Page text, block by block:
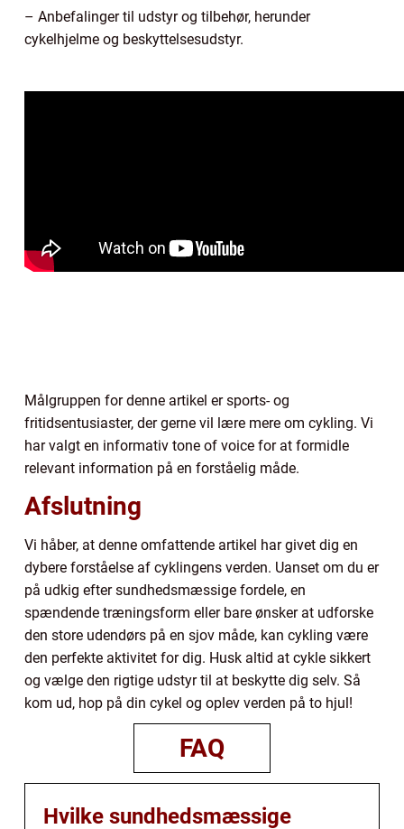
– Anbefalinger til udstyr og tilbehør, herunder
cykelhjelme og beskyttelsesudstyr.
Målgruppen for denne artikel er sports- og
fritidsentusiaster, der gerne vil lære mere om cykling. Vi
har valgt en informativ tone of voice for at formidle
relevant information på en forståelig måde.
Afslutning
Vi håber, at denne omfattende artikel har givet dig en
dybere forståelse af cyklingens verden. Uanset om du er
på udkig efter sundhedsmæssige fordele, en
spændende træningsform eller bare ønsker at udforske
den store udendørs på en sjov måde, kan cykling være
den perfekte aktivitet for dig. Husk altid at cykle sikkert
og vælge den rigtige udstyr til at beskytte dig selv. Så
kom ud, hop på din cykel og oplev verden på to hjul!
FAQ
Hvilke sundhedsmæssige